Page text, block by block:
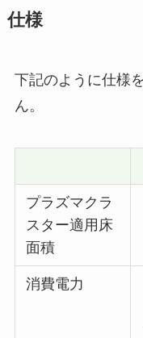
仕様
下記のように仕様
ん。
プラズマクラ
スター適用床
面積
消費電力